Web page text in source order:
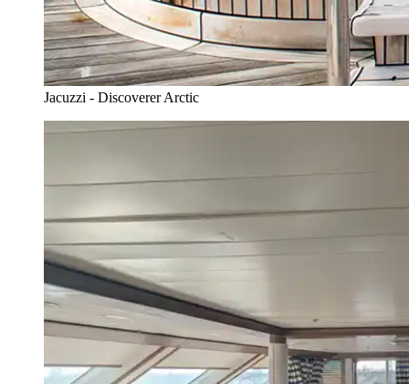
Jacuzzi - Discoverer Arctic